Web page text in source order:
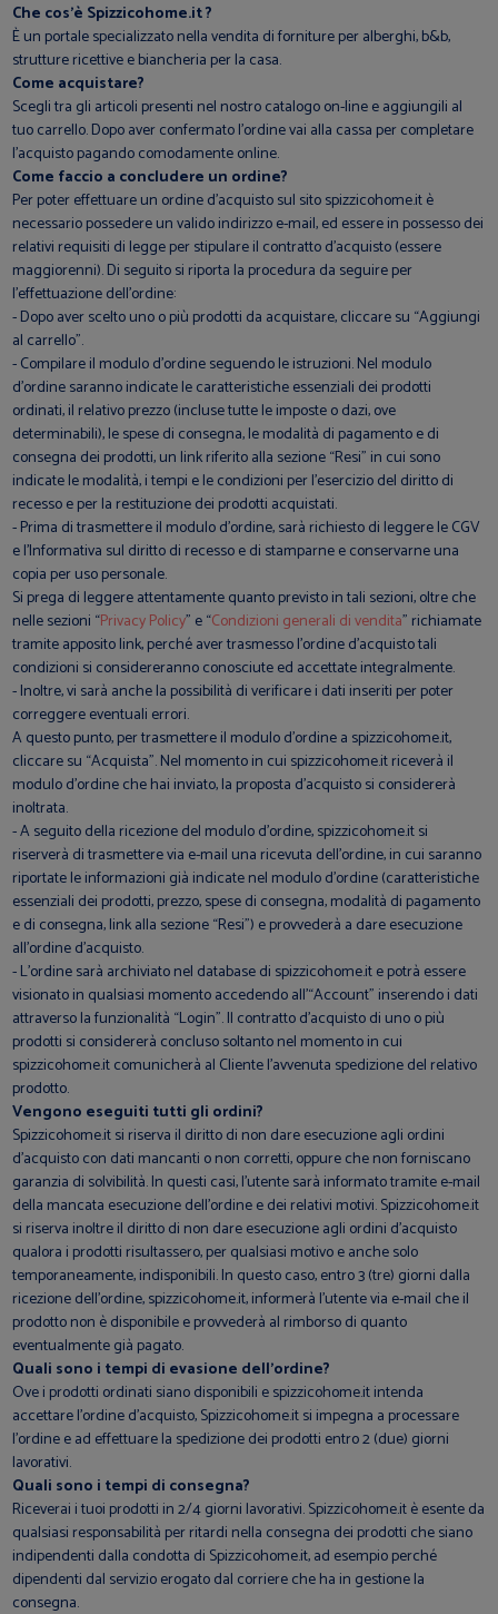
Che cos’è Spizzicohome.it?
È un portale specializzato nella vendita di forniture per alberghi, b&b,
strutture ricettive e biancheria per la casa.
Come acquistare?
Scegli tra gli articoli presenti nel nostro catalogo on-line e aggiungili al
tuo carrello. Dopo aver confermato l’ordine vai alla cassa per completare
l’acquisto pagando comodamente online.
Come faccio a concludere un ordine?
Per poter effettuare un ordine d'acquisto sul sito spizzicohome.it è
necessario possedere un valido indirizzo e-mail, ed essere in possesso dei
relativi requisiti di legge per stipulare il contratto d’acquisto (essere
maggiorenni). Di seguito si riporta la procedura da seguire per
l’effettuazione dell’ordine:
- Dopo aver scelto uno o più prodotti da acquistare, cliccare su “Aggiungi
al carrello”.
- Compilare il modulo d'ordine seguendo le istruzioni. Nel modulo
d'ordine saranno indicate le caratteristiche essenziali dei prodotti
ordinati, il relativo prezzo (incluse tutte le imposte o dazi, ove
determinabili), le spese di consegna, le modalità di pagamento e di
consegna dei prodotti, un link riferito alla sezione “Resi” in cui sono
indicate le modalità, i tempi e le condizioni per l'esercizio del diritto di
recesso e per la restituzione dei prodotti acquistati.
- Prima di trasmettere il modulo d'ordine, sarà richiesto di leggere le CGV
e l'Informativa sul diritto di recesso e di stamparne e conservarne una
copia per uso personale.
Si prega di leggere attentamente quanto previsto in tali sezioni, oltre che
nelle sezioni “Privacy Policy” e “Condizioni generali di vendita” richiamate
tramite apposito link, perché aver trasmesso l'ordine d'acquisto tali
condizioni si considereranno conosciute ed accettate integralmente.
- Inoltre, vi sarà anche la possibilità di verificare i dati inseriti per poter
correggere eventuali errori.
A questo punto, per trasmettere il modulo d'ordine a spizzicohome.it,
cliccare su “Acquista”. Nel momento in cui spizzicohome.it riceverà il
modulo d'ordine che hai inviato, la proposta d’acquisto si considererà
inoltrata.
- A seguito della ricezione del modulo d'ordine, spizzicohome.it si
riserverà di trasmettere via e-mail una ricevuta dell'ordine, in cui saranno
riportate le informazioni già indicate nel modulo d'ordine (caratteristiche
essenziali dei prodotti, prezzo, spese di consegna, modalità di pagamento
e di consegna, link alla sezione “Resi”) e provvederà a dare esecuzione
all’ordine d'acquisto.
- L’ordine sarà archiviato nel database di spizzicohome.it e potrà essere
visionato in qualsiasi momento accedendo all’“Account” inserendo i dati
attraverso la funzionalità “Login”. Il contratto d’acquisto di uno o più
prodotti si considererà concluso soltanto nel momento in cui
spizzicohome.it comunicherà al Cliente l’avvenuta spedizione del relativo
prodotto.
Vengono eseguiti tutti gli ordini?
Spizzicohome.it si riserva il diritto di non dare esecuzione agli ordini
d'acquisto con dati mancanti o non corretti, oppure che non forniscano
garanzia di solvibilità. In questi casi, l’utente sarà informato tramite e-mail
della mancata esecuzione dell'ordine e dei relativi motivi. Spizzicohome.it
si riserva inoltre il diritto di non dare esecuzione agli ordini d'acquisto
qualora i prodotti risultassero, per qualsiasi motivo e anche solo
temporaneamente, indisponibili. In questo caso, entro 3 (tre) giorni dalla
ricezione dell’ordine, spizzicohome.it, informerà l’utente via e-mail che il
prodotto non è disponibile e provvederà al rimborso di quanto
eventualmente già pagato.
Quali sono i tempi di evasione dell’ordine?
Ove i prodotti ordinati siano disponibili e spizzicohome.it intenda
accettare l’ordine d’acquisto, Spizzicohome.it si impegna a processare
l’ordine e ad effettuare la spedizione dei prodotti entro 2 (due) giorni
lavorativi.
Quali sono i tempi di consegna?
Riceverai i tuoi prodotti in 2/4 giorni lavorativi. Spizzicohome.it è esente da
qualsiasi responsabilità per ritardi nella consegna dei prodotti che siano
indipendenti dalla condotta di Spizzicohome.it, ad esempio perché
dipendenti dal servizio erogato dal corriere che ha in gestione la
consegna.